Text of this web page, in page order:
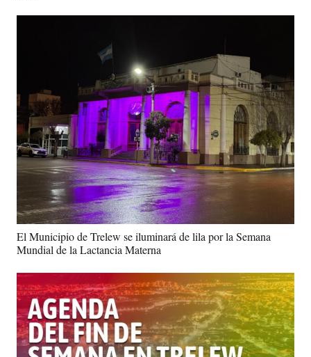
El Municipio de Trelew se iluminará de lila por la Semana
Mundial de la Lactancia Materna